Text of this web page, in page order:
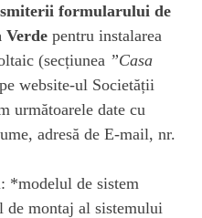
formularului de
Verde pentru instalarea
(secțiunea ”Casa
website-ul Societății
următoarele date cu
adresă de E-mail, nr.
*modelul de sistem
montaj al sistemului